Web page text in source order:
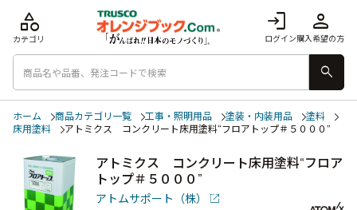
login
ログイン
person
購入希望の方
category
カテゴリ
search
ホーム 商品カテゴリ一覧 工事・照明用品 塗装・内装用品
塗料
床用塗料
アトミクス コンクリート床用塗料“フロアトップ＃５０００”
アトミクス コンクリート床用塗料“フロア
トップ＃５０００”
アトムサポート（株）